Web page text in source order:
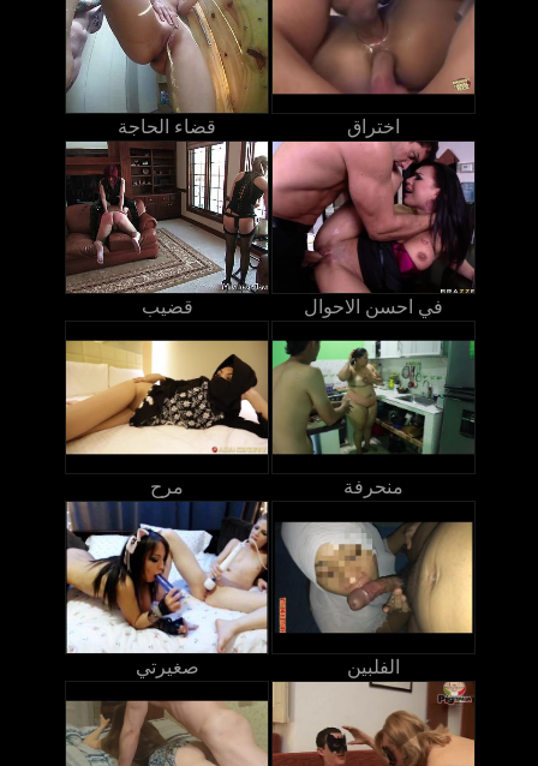
قضاء الحاجة اختراق
قضيب في احسن الاحوال
مرح منحرفة
صغيرتي الفلبين